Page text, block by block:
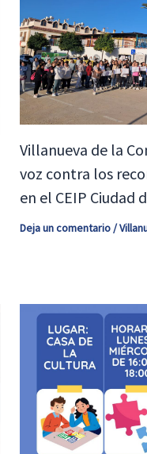
Villanueva de la
voz contra los
en el CEIP Ciudad
Deja un comentario/